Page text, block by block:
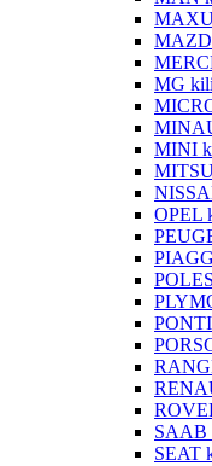
MG
MINI
OPEL
SAAB
SEAT